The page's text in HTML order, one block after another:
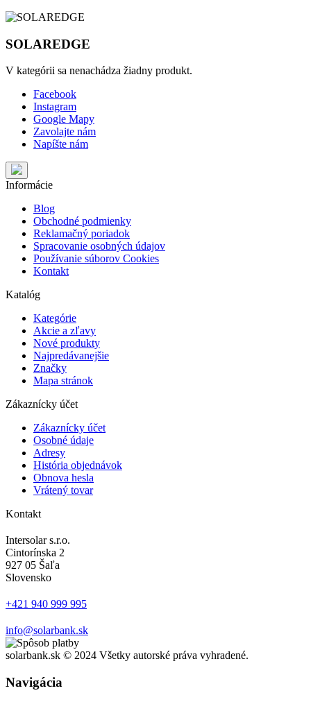
SOLAREDGE
V kategórii sa nenachádza žiadny produkt.
Facebook
Instagram
Google Mapy
Zavolajte nám
Napíšte nám
Informácie
Blog
Obchodné podmienky
Reklamačný poriadok
Spracovanie osobných údajov
Používanie súborov Cookies
Kontakt
Katalóg
Kategórie
Akcie a zľavy
Nové produkty
Najpredávanejšie
Značky
Mapa stránok
Zákaznícky účet
Zákaznícky účet
Osobné údaje
Adresy
História objednávok
Obnova hesla
Vrátený tovar
Kontakt
Intersolar s.r.o.
Cintorínska 2
927 05 Šaľa
Slovensko
+421 940 999 995
info@solarbank.sk
solarbank.sk © 2024 Všetky autorské práva vyhradené.
Navigácia